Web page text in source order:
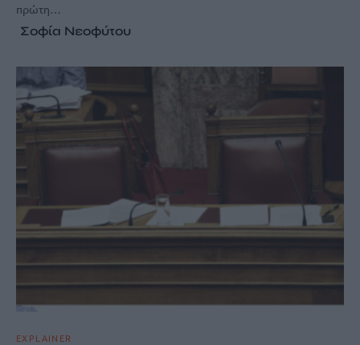
πρώτη…
Σοφία Νεοφύτου
EXPLAINER